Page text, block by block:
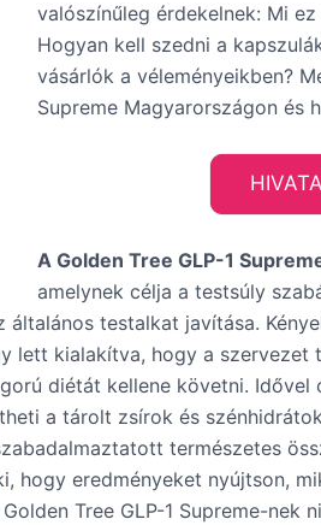
valószínűleg érdekelnek: Mi
Hogyan kell szedni a
vásárlók a véleményeikben?
Supreme Magyarországon és
A Golden Tree GLP-1
amelynek célja a testsúly
általános testalkat javítása.
lett kialakítva, hogy a
diétát kellene követni.
a tárolt zsírok és
természetes
hogy eredményeket nyújtson,
Tree GLP-1 Supreme-nek